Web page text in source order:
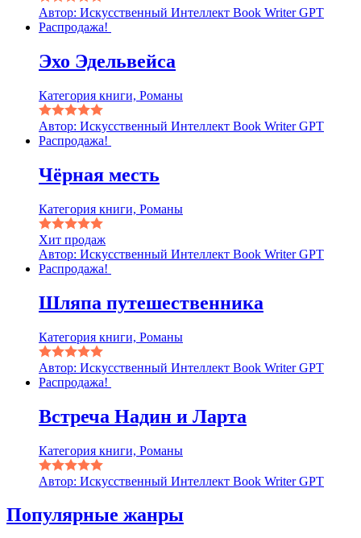
Автор: Искусственный Интеллект Book Writer GPT
Распродажа!
Эхо Эдельвейса
Категория книги, Романы
Автор: Искусственный Интеллект Book Writer GPT
Распродажа!
Чёрная месть
Категория книги, Романы
Хит продаж
Автор: Искусственный Интеллект Book Writer GPT
Распродажа!
Шляпа путешественника
Категория книги, Романы
Автор: Искусственный Интеллект Book Writer GPT
Распродажа!
Встреча Надин и Ларта
Категория книги, Романы
Автор: Искусственный Интеллект Book Writer GPT
Популярные жанры